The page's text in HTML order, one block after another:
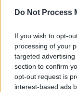
Do Not Process
If you wish to opt-
processing of your
targeted
section to confirm
opt-out request is
interest-based ads
άμυνα σε 4-2-
πίσω, ως
Κουντούρη και
και ο Αντίνο
Τετέι.